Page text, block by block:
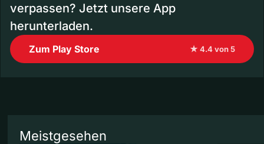
verpassen? Jetzt unsere App
herunterladen.
Zum Play Store ★ 4.4 von 5
Meistgesehen